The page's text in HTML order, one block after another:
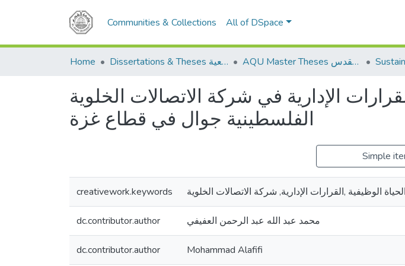
Communities & Collections All of DSpace
Home Dissertations & Theses الرسائل الجامعية AQU Master Theses الرسائل الجامعية الخاصة بجامعة القدس
الإدارية في شركة الاتصالات الخلوية
الفلسطينية جوال في قطاع غزة
Simple
creativework.keywords الحياة الوظيفية ,القرارات الإدارية, شركة الاتصالات الخلوية
dc.contributor.author محمد عبد الله عبد الرحمن العفيفي
dc.contributor.author Mohammad Alafifi